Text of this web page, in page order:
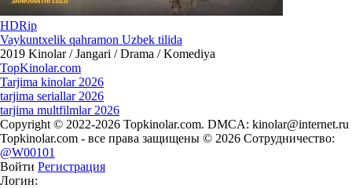
HDRip
Vaykuntxelik qahramon Uzbek tilida
2019 Kinolar / Jangari / Drama / Komediya
TopKinolar.com
Tarjima kinolar 2026
tarjima seriallar 2026
tarjima multfilmlar 2026
Copyright © 2022-2026 Topkinolar.com. DMCA: kinolar@internet.ru
Topkinolar.com - все права защищены © 2026 Сотрудничество:
@W00101
Войти Регистрация
Логин: